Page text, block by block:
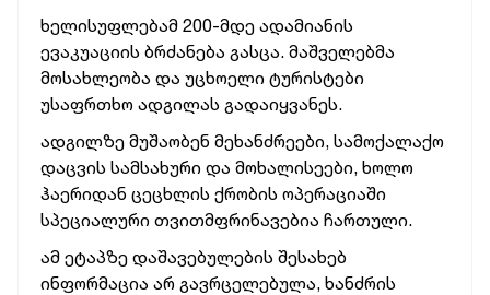
ხელისუფლებამ 200-მდე ადამიანის
ევაკუაციის ბრძანება გასცა. მაშველებმა
მოსახლეობა და უცხოელი ტურისტები
უსაფრთხო ადგილას გადაიყვანეს.
ადგილზე მუშაობენ მეხანძრეები, სამოქალაქო
დაცვის სამსახური და მოხალისეები, ხოლო
ჰაერიდან ცეცხლის ქრობის ოპერაციაში
სპეციალური თვითმფრინავებია ჩართული.
ამ ეტაპზე დაშავებულების შესახებ
ინფორმაცია არ გავრცელებულა, ხანძრის